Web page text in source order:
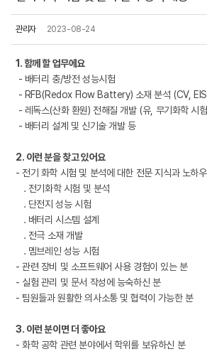
관리자 2023-08-24
1. 함께 할 업무에요
- 배터리 충/방전 성능시험
- RFB(Redox Flow Battery) 소재 분석 (CV,
- 레독스(산화 환원) 전해질 개발 (유, 무기화학 시
- 배터리 설계 및 신기술 개발 등
2. 이런 분을 찾고 있어요
- 전기 화학 시험 및 분석에 대한 전문 지식과 노하
. 전기화학 시험 및 분석
. 단전지 성능 시험
. 배터리 시스템 설계
. 전극 소재 개발
. 멤브레인 성능 시험
- 관련 장비 및 소프트웨어 사용 경험이 있는 분
- 실험 관리 및 문서 작성에 능숙하신 분
- 팀원들과 원활한 의사소통 및 협력이 가능한 분
3. 이런 분이면 더 좋아요
- 화학 공학 관련 분야에서 학위를 보유하신 분